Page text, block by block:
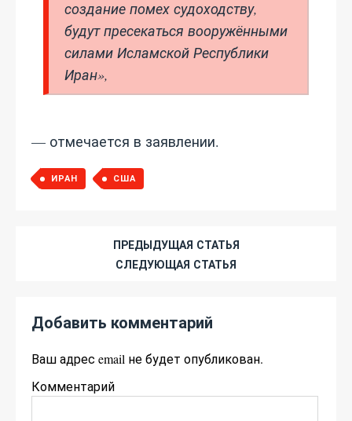
создание помех судоходству,
будут пресекаться вооружёнными
силами Исламской Республики
Иран»,
— отмечается в заявлении.
ИРАН США
ПРЕДЫДУЩАЯ СТАТЬЯ
СЛЕДУЮЩАЯ СТАТЬЯ
Добавить комментарий
Ваш адрес email не будет опубликован.
Комментарий